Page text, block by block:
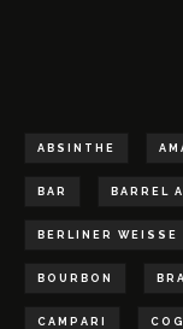
ABSINTHE
BAR BARREL
BERLINER WEISSE
BOURBON
CAMPARI